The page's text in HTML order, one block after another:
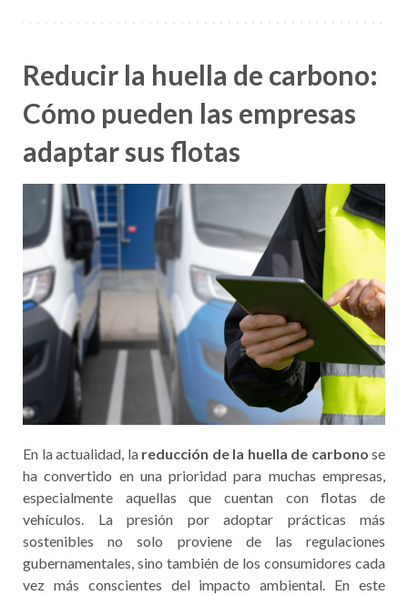
Reducir la huella de carbono:
Cómo pueden las empresas
adaptar sus flotas
En la actualidad, lareducción de la huella de carbono se
ha convertido en una prioridad para muchas empresas,
especialmente aquellas que cuentan con flotas de
vehículos. La presión por adoptar prácticas más
sostenibles no solo proviene de las regulaciones
gubernamentales, sino también de los consumidores cada
vez más conscientes del impacto ambiental. En este